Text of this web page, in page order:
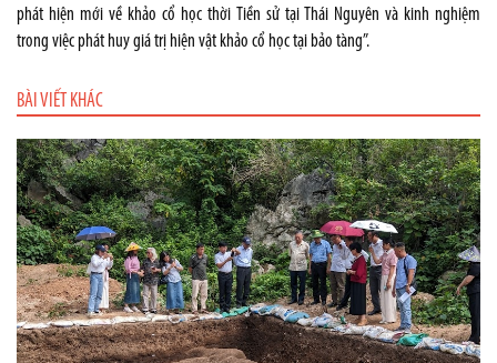
phát hiện mới về khảo cổ học thời Tiền sử tại Thái Nguyên và kinh nghiệm
trong việc phát huy giá trị hiện vật khảo cổ học tại bảo tàng”.
BÀI VIẾT KHÁC